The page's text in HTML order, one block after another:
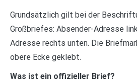
Grundsätzlich gilt bei der
Großbriefes: Absender-Adresse
Adresse rechts unten. Die
obere Ecke geklebt.
Was ist ein offizieller Brief?